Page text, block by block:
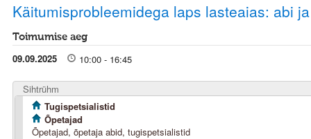
Käitumisprobleemidega laps lasteaias: abi
Toimumise aeg
09.09.2025 10:00 - 16:45
Sihtrühm
Tugispetsialistid
Õpetajad
Õpetajad, õpetaja abid, tugispetsialistid